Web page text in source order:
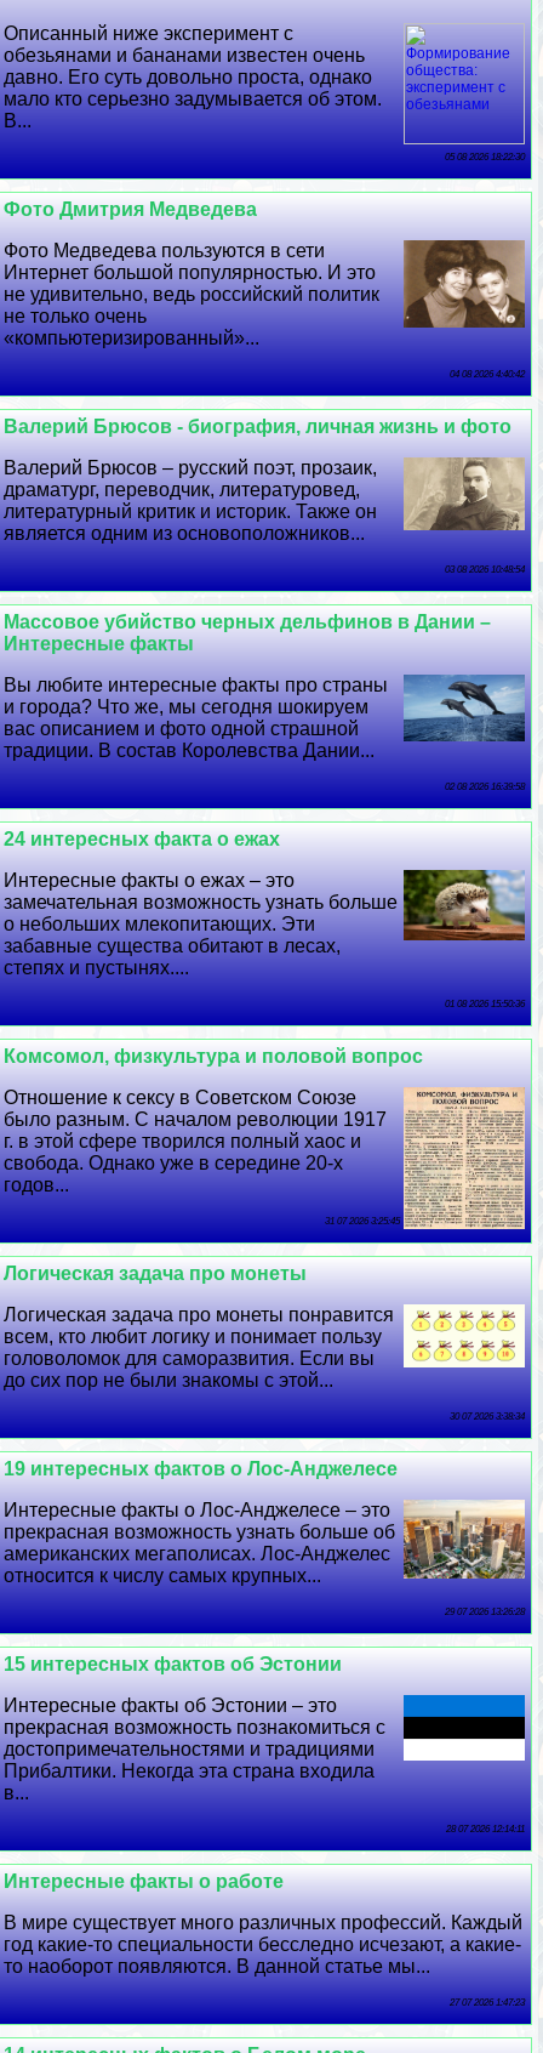
Описанный ниже эксперимент с
обезьянами и бананами известен очень
давно. Его суть довольно проста, однако
мало кто серьезно задумывается об этом.
В...
05 08 2026 18:22:30
Фото Дмитрия Медведева
Фото Медведева пользуются в сети
Интернет большой популярностью. И это
не удивительно, ведь российский политик
не только очень
«компьютеризированный»...
04 08 2026 4:40:42
Валерий Брюсов - биография, личная жизнь и фото
Валерий Брюсов – русский поэт, прозаик,
драматург, переводчик, литературовед,
литературный критик и историк. Также он
является одним из основоположников...
03 08 2026 10:48:54
Массовое убийство черных дельфинов в Дании –
Интересные факты
Вы любите интересные факты про страны
и города? Что же, мы сегодня шокируем
вас описанием и фото одной страшной
традиции. В состав Королевства Дании...
02 08 2026 16:39:58
24 интересных факта о ежах
Интересные факты о ежах – это
замечательная возможность узнать больше
о небольших млекопитающих. Эти
забавные существа обитают в лесах,
степях и пустынях....
01 08 2026 15:50:36
Комсомол, физкультура и пoлoвoй вопрос
Отношение к ceкcу в Советском Союзе
было разным. С началом революции 1917
г. в этой сфере творился полный хаос и
свобода. Однако уже в середине 20-х
годов...
31 07 2026 3:25:45
Логическая задача про монеты
Логическая задача про монеты понравится
всем, кто любит логику и понимает пользу
головоломок для саморазвития. Если вы
до сих пор не были знакомы с этой...
30 07 2026 3:38:34
19 интересных фактов о Лос-Анджелесе
Интересные факты о Лос-Анджелесе – это
прекрасная возможность узнать больше об
американских мегаполисах. Лос-Анджелес
относится к числу самых крупных...
29 07 2026 13:26:28
15 интересных фактов об Эстонии
Интересные факты об Эстонии – это
прекрасная возможность познакомиться с
достопримечательностями и традициями
Прибалтики. Некогда эта страна входила
в...
28 07 2026 12:14:11
Интересные факты о работе
В мире существует много различных профессий. Каждый
год какие-то специальности бесследно исчезают, а какие-
то наоборот появляются. В данной статье мы...
27 07 2026 1:47:23